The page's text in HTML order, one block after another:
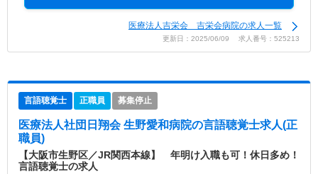
医療法人吉栄会 吉栄会病院の求人一覧
更新日：2025/06/09 求人番号：525213
言語聴覚士 正職員 募集停止
医療法人社団日翔会 生野愛和病院の言語聴覚士求人(正
職員)
【大阪市生野区／JR関西本線】 年明け入職も可！休日多め！
言語聴覚士の求人